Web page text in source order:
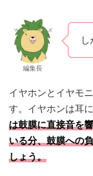
編集長
イヤホンとイヤモ
す。イヤホンは耳
は鼓膜に直接音を
いる分、鼓膜への
しょう。